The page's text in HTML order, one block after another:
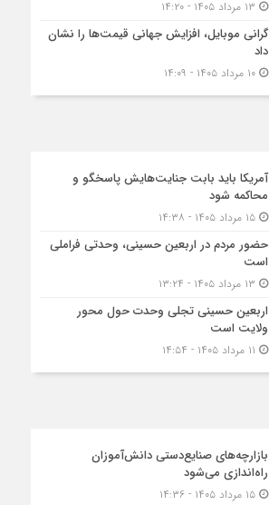
گرانی موبایل، افزایش جهانی قیمت‌ها را نشان
داد
۱۰ مرداد ۱۴۰۵ - ۱۴:۰۹
آمریکا باید بابت جنایت‌هایش پاسخگو و
محاکمه شود
۱۵ مرداد ۱۴۰۵ - ۱۴:۳۸
حضور مردم در اربعین حسینی، وحدتی فراملی
است
اربعین حسینی تجلی وحدت حول محور
ولایت است
بازارچه‌های صنایع‌دستی دانش‌آموزان
راه‌اندازی می‌شود
۱۵ مرداد ۱۴۰۵ - ۱۴:۳۶